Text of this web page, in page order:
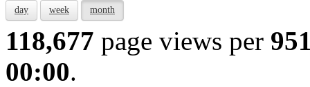
day week month
118,677 page views per
00:00.